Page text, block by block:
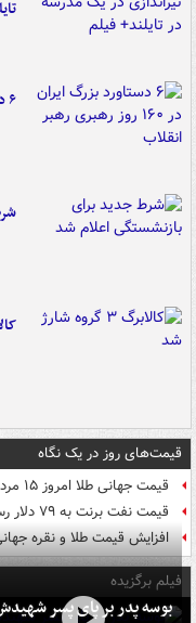
۶ دستاورد بزرگ ایران در ۱۶۰ روز رهبری رهبر انقلاب
قیمت‌های روز در یک نگاه
قیمت جهانی طلا امروز ۱۵ مرداد
قیمت نفت برنت به ۷۹ دلار رسید
افزایش قیمت طلا و نقره
فیلم برگزیده
بوسه‌ پدر بر پای پسر